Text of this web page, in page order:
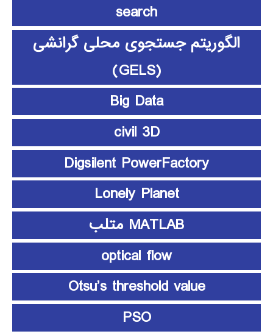
search
الگوریتم جستجوی محلی گرانشی
(GELS)
Big Data
civil 3D
Digsilent PowerFactory
Lonely Planet
MATLAB متلب
optical flow
Otsu’s threshold value
PSO